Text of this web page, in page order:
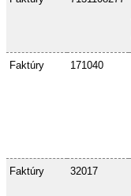
Faktúry 171040
Faktúry 32017